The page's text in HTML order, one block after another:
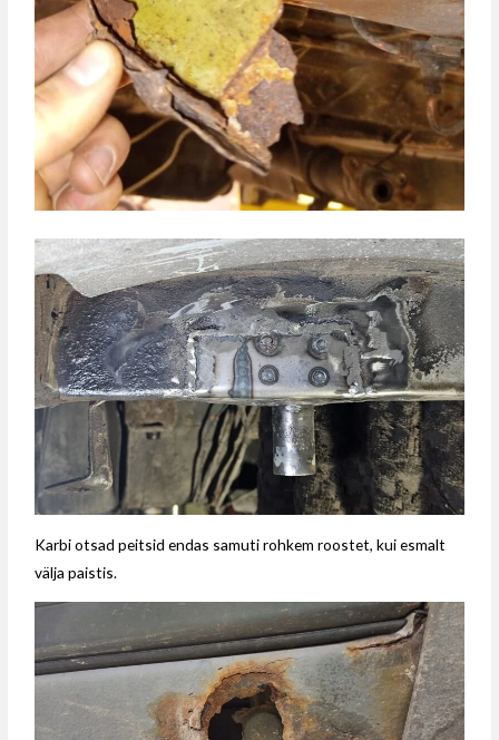
Karbi otsad peitsid endas samuti rohkem roostet, kui esmalt
välja paistis.